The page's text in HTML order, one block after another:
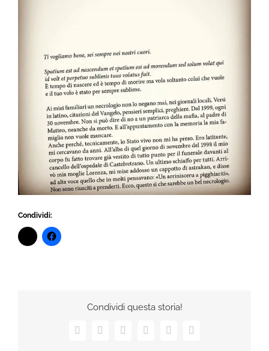
Condividi:
Condividi questa storia!
Facebook
X LinkedInTumblrPinterestEmail